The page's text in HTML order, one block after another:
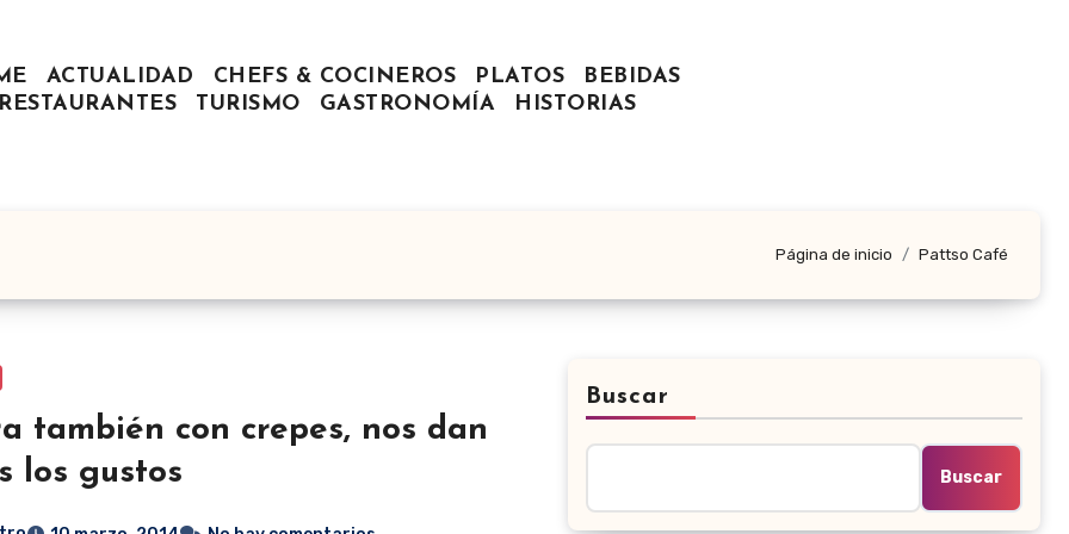
ACTUALIDAD CHEFS & COCINEROS PLATOS
BEBIDAS
RESTAURANTES
TURISMO GASTRONOMÍA HISTORIAS
Página de inicio Pattso Café
también con crepes, nos dan
los gustos
Buscar
Buscar